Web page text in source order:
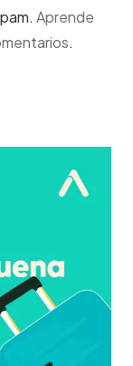
Aprende
.